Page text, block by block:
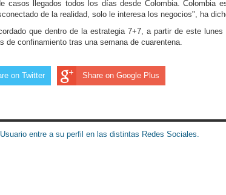
casos llegados todos los días desde Colombia. Colombia
de la realidad, solo le interesa los negocios", ha
que dentro de la estrategia 7+7, a partir de este lunes
de confinamiento tras una semana de cuarentena.
on Twitter Share on Google Plus
entre a su perfil en las distintas Redes Sociales.